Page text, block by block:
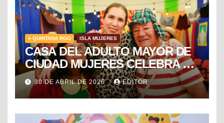
● QUINTANA ROO ISLA MUJERES
CASA DEL ADULTO MAYOR DE
CIUDAD MUJERES CELEBRA EL
DÍA DEL NIÑO Y LA NIÑA CON
PUESTA EN ESCENA DE LA
VECINDAD DEL CHAVO
30 DE ABRIL DE 2026 EDITOR